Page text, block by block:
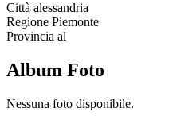
Città alessandria
Regione Piemonte
Provincia al
Album Foto
Nessuna foto disponibile.